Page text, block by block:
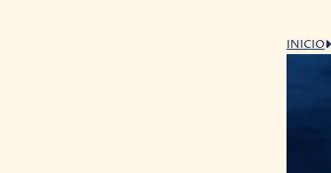
INICIO